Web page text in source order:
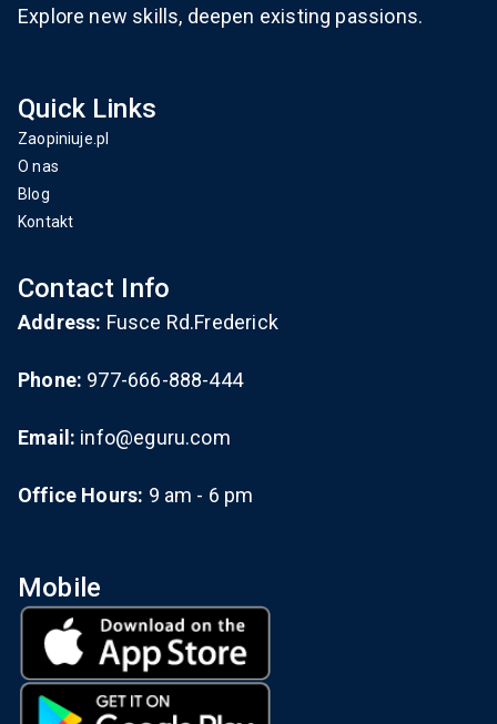
Explore new skills, deepen existing passions.
Quick Links
Zaopiniuje.pl
O nas
Blog
Kontakt
Contact Info
Address: Fusce Rd.Frederick
Phone: 977-666-888-444
Email: info@eguru.com
Office Hours: 9 am - 6 pm
Mobile